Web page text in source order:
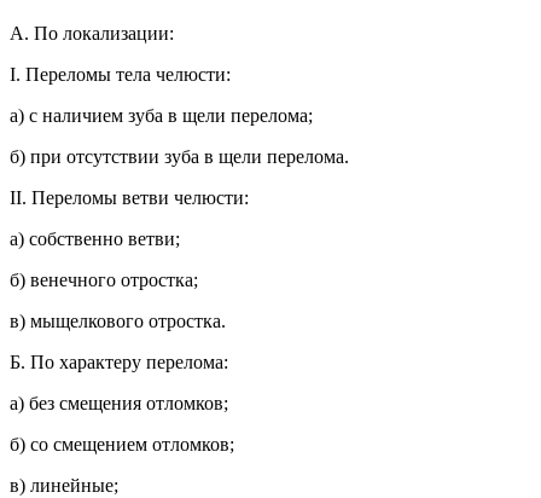
А. По локализации:
I. Переломы тела челюсти:
а) с наличием зуба в щели перелома;
б) при отсутствии зуба в щели перелома.
II. Переломы ветви челюсти:
а) собственно ветви;
б) венечного отростка;
в) мыщелкового отростка.
Б. По характеру перелома:
а) без смещения отломков;
б) со смещением отломков;
в) линейные;